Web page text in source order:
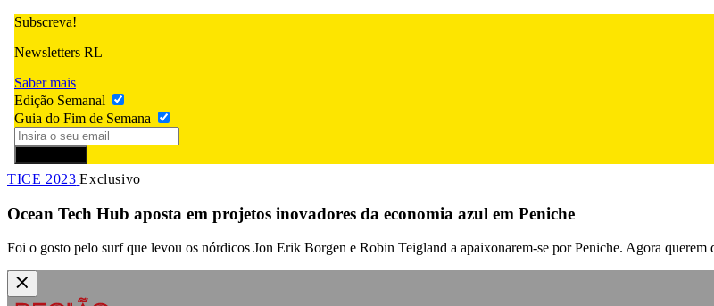
Subscreva!
Newsletters RL
Saber mais
Edição Semanal
Guia do Fim de Semana
TICE 2023 Exclusivo
Ocean Tech Hub aposta em projetos inovadores da economia azul em Peniche
Foi o gosto pelo surf que levou os nórdicos Jon Erik Borgen e Robin Teigland a apaixonarem-se por Peniche. Agora